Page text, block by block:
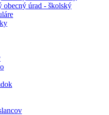
obecný úrad - školský